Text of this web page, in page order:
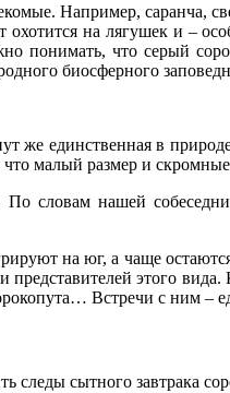
Например, саранча,
на лягушек и –
что серый
биосферного
единственная в
малый размер и
словам нашей
на юг, а чаще
этого
Встречи с ним –
следы сытного завтрака